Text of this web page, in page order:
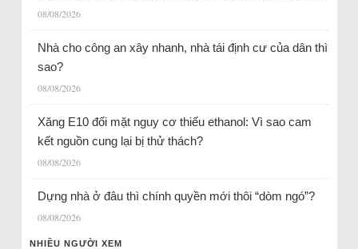
08/08/2026
Nhà cho công an xây nhanh, nhà tái định cư của dân thì
sao?
08/08/2026
Xăng E10 đối mặt nguy cơ thiếu ethanol: Vì sao cam
kết nguồn cung lại bị thử thách?
08/08/2026
Dựng nhà ở đâu thì chính quyền mới thôi “dòm ngó”?
08/08/2026
NHIỀU NGƯỜI XEM